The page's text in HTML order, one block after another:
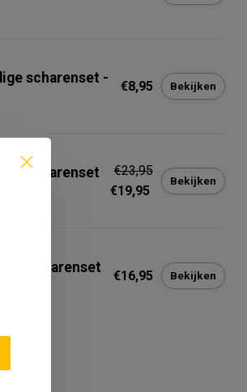
scharenset -
€8,95 Bekijken
scharenset
€23,95
€19,95
Bekijken
Scharenset
€16,95 Bekijken